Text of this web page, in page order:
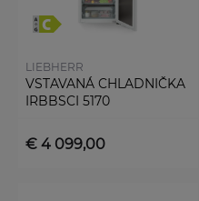
LIEBHERR
VSTAVANÁ CHLADNIČKA
IRBBSCI 5170
€ 4 099,00